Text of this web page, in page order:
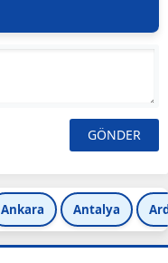
Ankara Antalya